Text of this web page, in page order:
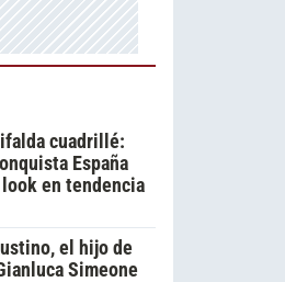
cuadrillé:
España
en tendencia
el hijo de
Simeone